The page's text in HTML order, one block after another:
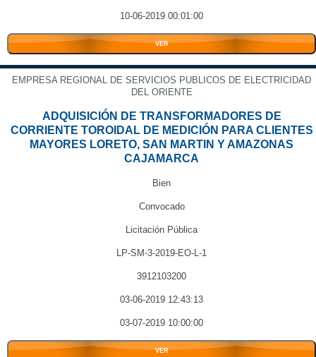
10-06-2019 00:01:00
VER
EMPRESA REGIONAL DE SERVICIOS PUBLICOS DE ELECTRICIDAD
DEL ORIENTE
ADQUISICIÓN DE TRANSFORMADORES DE
CORRIENTE TOROIDAL DE MEDICIÓN PARA CLIENTES
MAYORES LORETO, SAN MARTIN Y AMAZONAS
CAJAMARCA
Bien
Convocado
Licitación Pública
LP-SM-3-2019-EO-L-1
3912103200
03-06-2019 12:43:13
03-07-2019 10:00:00
VER